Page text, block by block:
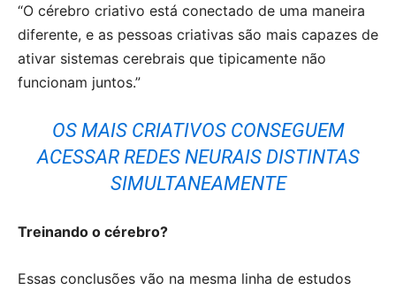
“O cérebro criativo está conectado de uma maneira
diferente, e as pessoas criativas são mais capazes de
ativar sistemas cerebrais que tipicamente não
funcionam juntos.”
OS MAIS CRIATIVOS CONSEGUEM
ACESSAR REDES NEURAIS DISTINTAS
SIMULTANEAMENTE
Treinando o cérebro?
Essas conclusões vão na mesma linha de estudos